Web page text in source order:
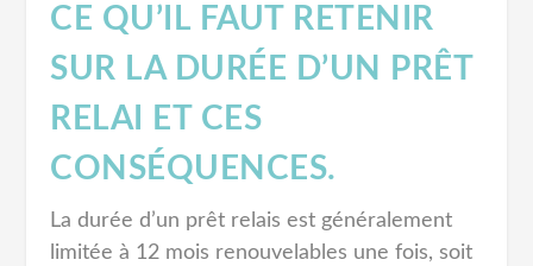
CE QU’IL FAUT RETENIR
SUR LA DURÉE D’UN PRÊT
RELAI ET CES
CONSÉQUENCES.
La durée d’un prêt relais est généralement
limitée à 12 mois renouvelables une fois, soit